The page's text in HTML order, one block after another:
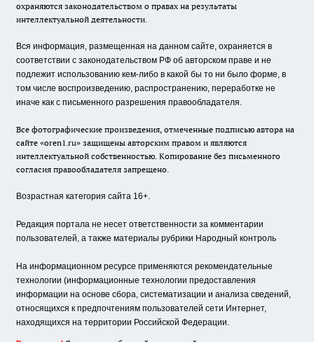
охраняются законодательством о правах на результаты
интеллектуальной деятельности.
Вся информация, размещенная на данном сайте, охраняется в
соответствии с законодательством РФ об авторском праве и не
подлежит использованию кем-либо в какой бы то ни было форме, в
том числе воспроизведению, распространению, переработке не
иначе как с письменного разрешения правообладателя.
Все фотографические произведения, отмеченные подписью автора на
сайте «oren1.ru» защищены авторским правом и являются
интеллектуальной собственностью. Копирование без письменного
согласия правообладателя запрещено.
Возрастная категория сайта 16+.
Редакция портала не несет ответственности за комментарии
пользователей, а также материалы рубрики Народный контроль
На информационном ресурсе применяются рекомендательные
технологии (информационные технологии предоставления
информации на основе сбора, систематизации и анализа сведений,
относящихся к предпочтениям пользователей сети Интернет,
находящихся на территории Российской Федерации.